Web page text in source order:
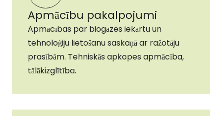
Apmācību pakalpojumi
Apmācības par biogāzes iekārtu un
tehnoloģiju lietošanu saskaņā ar ražotāju
prasībām. Tehniskās apkopes apmācība,
tālākizglītība.